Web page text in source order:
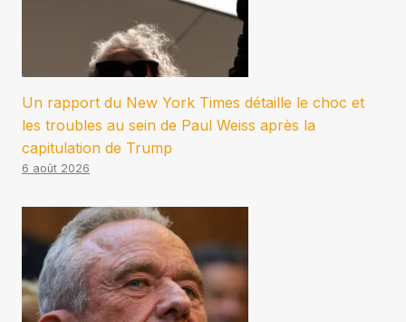
Un rapport du New York Times détaille le choc et
les troubles au sein de Paul Weiss après la
capitulation de Trump
6 août 2026